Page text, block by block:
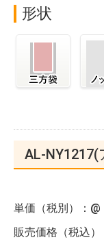
形状
AL-NY1217(
単価（税別）：@
販売価格（税込）